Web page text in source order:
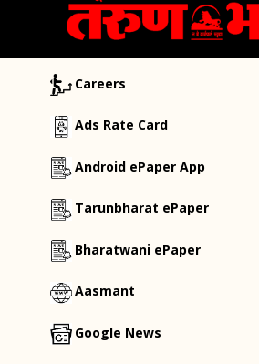
Careers
Ads Rate Card
Android ePaper App
Tarunbharat ePaper
Bharatwani ePaper
Aasmant
Google News